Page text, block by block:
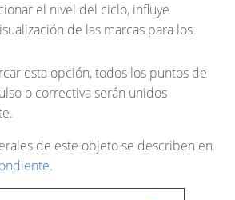
el nivel del ciclo, influye
de las marcas para los
esta opción, todos los puntos de
o correctiva serán unidos
de este objeto se describen en
.